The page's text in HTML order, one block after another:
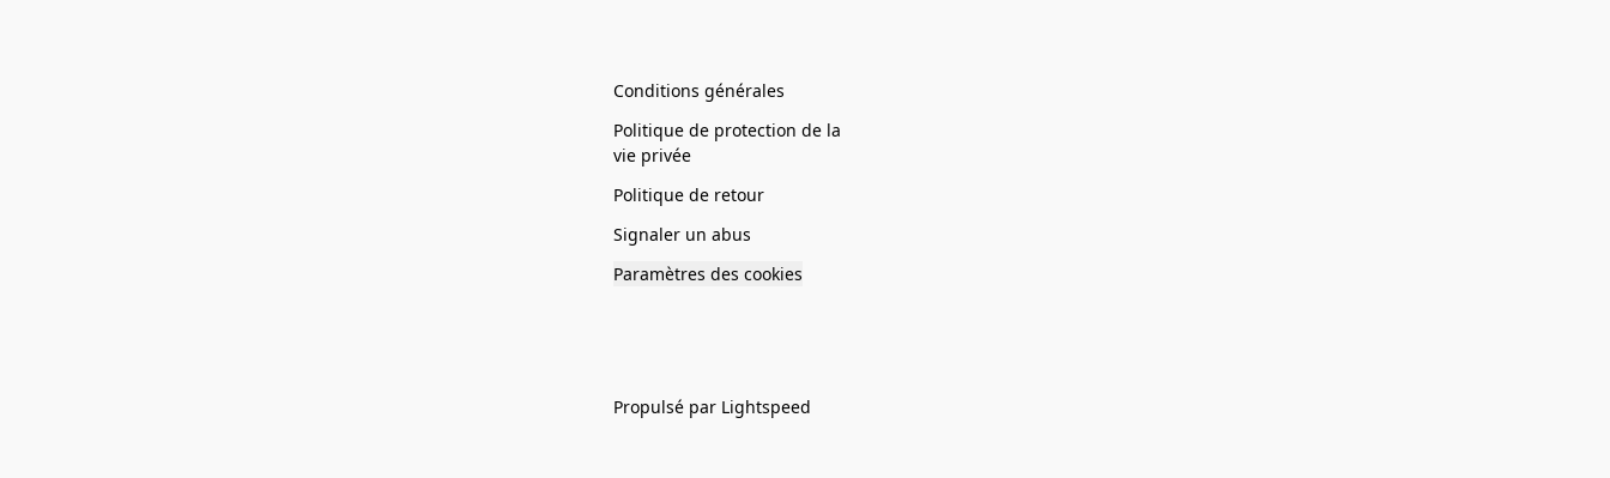
Conditions générales
Politique de protection de la
vie privée
Politique de retour
Signaler un abus
Paramètres des cookies
Propulsé par Lightspeed